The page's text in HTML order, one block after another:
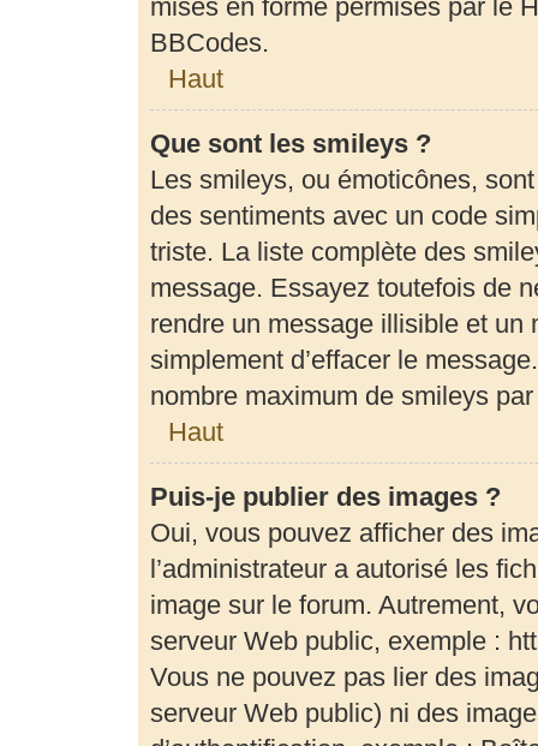
mises en forme permises par le
BBCodes.
Haut
Que sont les smileys ?
Les smileys, ou émoticônes,
des sentiments avec un code
triste. La liste complète des
message. Essayez toutefois de
rendre un message illisible et un
simplement d’effacer le
nombre maximum de smileys
Haut
Puis-je publier des images ?
Oui, vous pouvez afficher des
l’administrateur a autorisé les
image sur le forum. Autrement,
serveur Web public, exemple :
Vous ne pouvez pas lier des
serveur Web public) ni des